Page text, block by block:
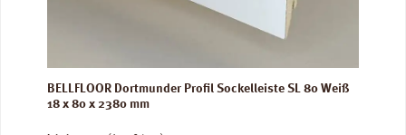
BELLFLOOR Dortmunder Profil Sockelleiste SL 80 Weiß
18 x 80 x 2380 mm